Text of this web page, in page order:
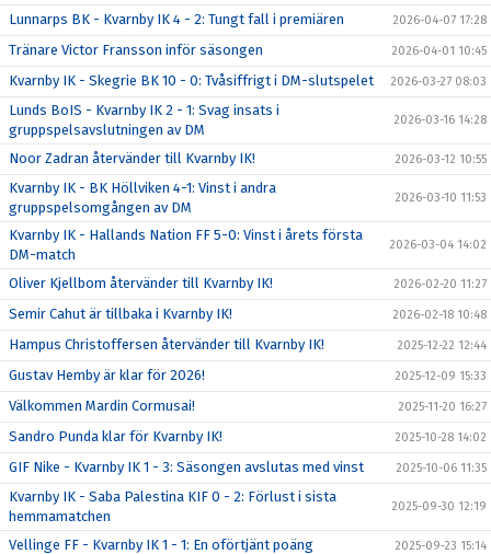
Lunnarps BK - Kvarnby IK 4 - 2: Tungt fall i premiären 2026-04-07 17:28
Tränare Victor Fransson inför säsongen 2026-04-01 10:45
Kvarnby IK - Skegrie BK 10 - 0: Tvåsiffrigt i DM-slutspelet 2026-03-27 08:03
Lunds BoIS - Kvarnby IK 2 - 1: Svag insats i
gruppspelsavslutningen av DM
2026-03-16 14:28
Noor Zadran återvänder till Kvarnby IK! 2026-03-12 10:55
Kvarnby IK - BK Höllviken 4-1: Vinst i andra
gruppspelsomgången av DM
2026-03-10 11:53
Kvarnby IK - Hallands Nation FF 5-0: Vinst i årets första
DM-match
2026-03-04 14:02
Oliver Kjellbom återvänder till Kvarnby IK! 2026-02-20 11:27
Semir Cahut är tillbaka i Kvarnby IK! 2026-02-18 10:48
Hampus Christoffersen återvänder till Kvarnby IK! 2025-12-22 12:44
Gustav Hemby är klar för 2026! 2025-12-09 15:33
Välkommen Mardin Cormusai! 2025-11-20 16:27
Sandro Punda klar för Kvarnby IK! 2025-10-28 14:02
GIF Nike - Kvarnby IK 1 - 3: Säsongen avslutas med vinst 2025-10-06 11:35
Kvarnby IK - Saba Palestina KIF 0 - 2: Förlust i sista
hemmamatchen
2025-09-30 12:19
Vellinge FF - Kvarnby IK 1 - 1: En oförtjänt poäng 2025-09-23 15:14